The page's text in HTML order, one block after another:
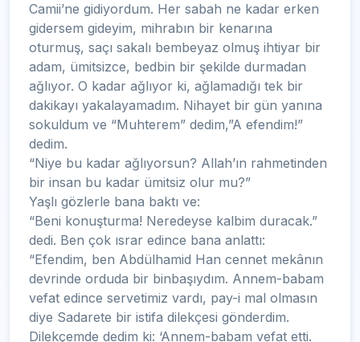
Camii’ne gidiyordum. Her sabah ne kadar erken
gidersem gideyim, mihrabın bir kenarına
oturmuş, saçı sakalı bembeyaz olmuş ihtiyar bir
adam, ümitsizce, bedbin bir şekilde durmadan
ağlıyor. O kadar ağlıyor ki, ağlamadığı tek bir
dakikayı yakalayamadım. Nihayet bir gün yanına
sokuldum ve “Muhterem” dedim,”A efendim!”
dedim.
“Niye bu kadar ağlıyorsun? Allah’ın rahmetinden
bir insan bu kadar ümitsiz olur mu?”
Yaşlı gözlerle bana baktı ve:
“Beni konuşturma! Neredeyse kalbim duracak.”
dedi. Ben çok ısrar edince bana anlattı:
“Efendim, ben Abdülhamid Han cennet mekânın
devrinde orduda bir binbaşıydım. Annem-babam
vefat edince servetimiz vardı, pay-i mal olmasın
diye Sadarete bir istifa dilekçesi gönderdim.
Dilekçemde dedim ki: ‘Annem-babam vefat etti.